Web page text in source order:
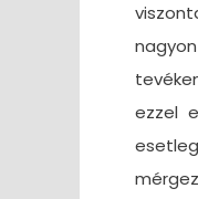
ezzel